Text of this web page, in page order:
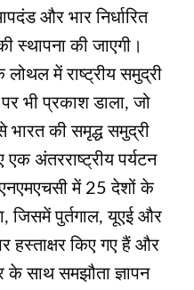
और भार निर्धारित
स्थापना की जाएगी।
लोथल में राष्ट्रीय समुद्री
भी प्रकाश डाला, जो
भारत की समृद्ध समुद्री
एक अंतरराष्ट्रीय पर्यटन
में 25 देशों के
जिसमें पुर्तगाल, यूएई और
हस्ताक्षर किए गए हैं और
के साथ समझौता ज्ञापन